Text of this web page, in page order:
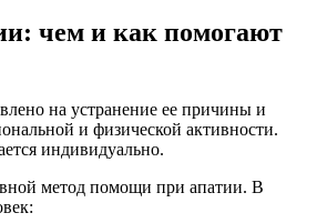
чем и как помогают
на устранение ее причины и
и физической активности.
индивидуально.
метод помощи при апатии. В